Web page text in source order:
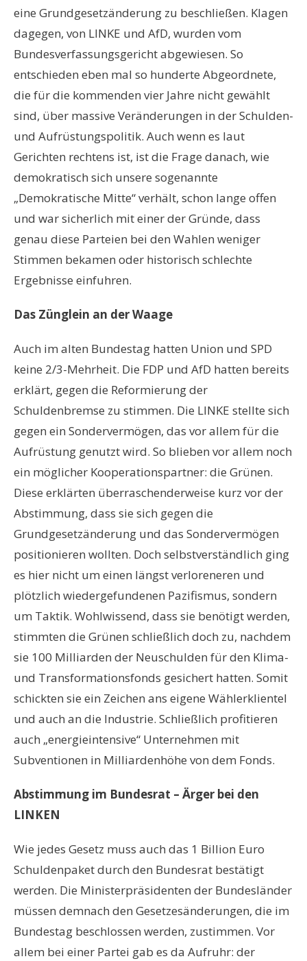
eine Grundgesetzänderung zu beschließen. Klagen
dagegen, von LINKE und AfD, wurden vom
Bundesverfassungsgericht abgewiesen. So
entschieden eben mal so hunderte Abgeordnete,
die für die kommenden vier Jahre nicht gewählt
sind, über massive Veränderungen in der Schulden-
und Aufrüstungspolitik. Auch wenn es laut
Gerichten rechtens ist, ist die Frage danach, wie
demokratisch sich unsere sogenannte
„Demokratische Mitte“ verhält, schon lange offen
und war sicherlich mit einer der Gründe, dass
genau diese Parteien bei den Wahlen weniger
Stimmen bekamen oder historisch schlechte
Ergebnisse einfuhren.
Das Zünglein an der Waage
Auch im alten Bundestag hatten Union und SPD
keine 2/3-Mehrheit. Die FDP und AfD hatten bereits
erklärt, gegen die Reformierung der
Schuldenbremse zu stimmen. Die LINKE stellte sich
gegen ein Sondervermögen, das vor allem für die
Aufrüstung genutzt wird. So blieben vor allem noch
ein möglicher Kooperationspartner: die Grünen.
Diese erklärten überraschenderweise kurz vor der
Abstimmung, dass sie sich gegen die
Grundgesetzänderung und das Sondervermögen
positionieren wollten. Doch selbstverständlich ging
es hier nicht um einen längst verloreneren und
plötzlich wiedergefundenen Pazifismus, sondern
um Taktik. Wohlwissend, dass sie benötigt werden,
stimmten die Grünen schließlich doch zu, nachdem
sie 100 Milliarden der Neuschulden für den Klima-
und Transformationsfonds gesichert hatten. Somit
schickten sie ein Zeichen ans eigene Wählerklientel
und auch an die Industrie. Schließlich profitieren
auch „energieintensive“ Unternehmen mit
Subventionen in Milliardenhöhe von dem Fonds.
Abstimmung im Bundesrat – Ärger bei den
LINKEN
Wie jedes Gesetz muss auch das 1 Billion Euro
Schuldenpaket durch den Bundesrat bestätigt
werden. Die Ministerpräsidenten der Bundesländer
müssen demnach den Gesetzesänderungen, die im
Bundestag beschlossen werden, zustimmen. Vor
allem bei einer Partei gab es da Aufruhr: der